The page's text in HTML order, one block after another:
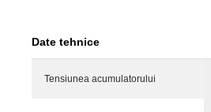
Date tehnice
Tensiunea acumulatorului